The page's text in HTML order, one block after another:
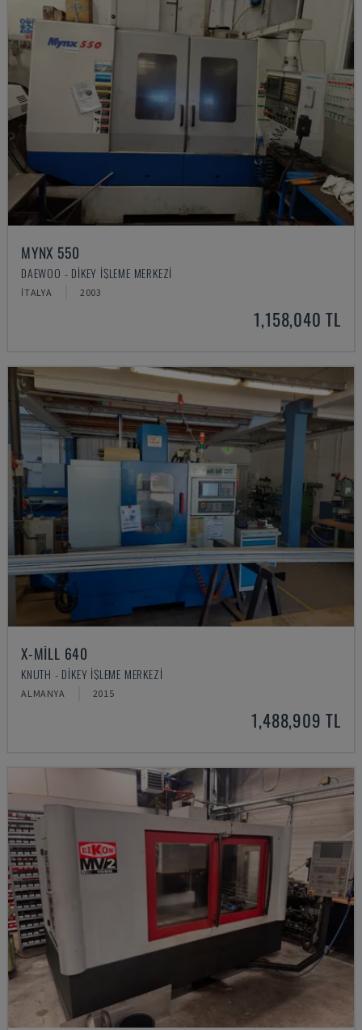
MYNX 550
DAEWOO - DIKEY İŞLEME MERKEZI
İTALYA 2003
1,158,040 TL
X-MILL 640
KNUTH - DIKEY İŞLEME MERKEZI
ALMANYA 2015
1,488,909 TL